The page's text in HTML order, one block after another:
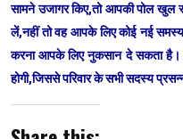
सामने उजागर किए,तो आपकी पोल खुल
लें,नहीं तो वह आपके लिए कोई नई
करना आपके लिए नुकसान दे सकता है।
होगी,जिससे परिवार के सभी सदस्य